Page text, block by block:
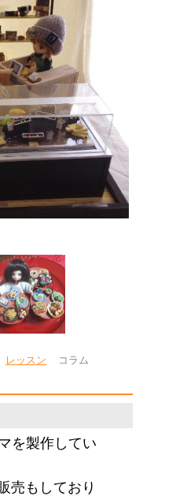
レッスン
コラム
を製作してい
売もしており